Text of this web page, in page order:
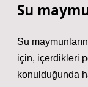
Su
Su
için, içerdikleri
konulduğunda